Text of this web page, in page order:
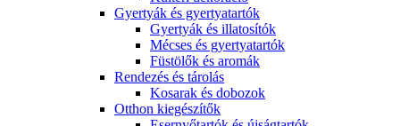
Gyertyák és gyertyatartók
Gyertyák és illatosítók
Mécses és gyertyatartók
Füstölők és aromák
Rendezés és tárolás
Kosarak és dobozok
Otthon kiegészítők